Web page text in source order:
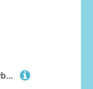
renvena Herren Vintage Cowboy Kostüm Hose Lang Chaps Überhosen mit Quasten Fransen Western Reiter Kostüm Mottoparty Karneval Schwarz L